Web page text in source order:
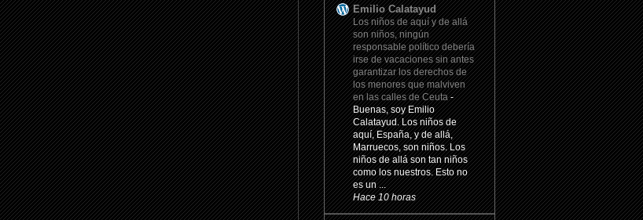
Emilio Calatayud
Los niños de aquí y de allá
son niños, ningún
responsable político debería
irse de vacaciones sin antes
garantizar los derechos de
los menores que malviven
en las calles de Ceuta-
Buenas, soy Emilio
Calatayud. Los niños de
aquí, España, y de allá,
Marruecos, son niños. Los
niños de allá son tan niños
como los nuestros. Esto no
es un ...
Hace 10 horas